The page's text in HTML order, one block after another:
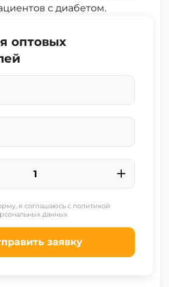
с диабетом.
оптовых
я соглашаюсь с политикой
данных
заявку